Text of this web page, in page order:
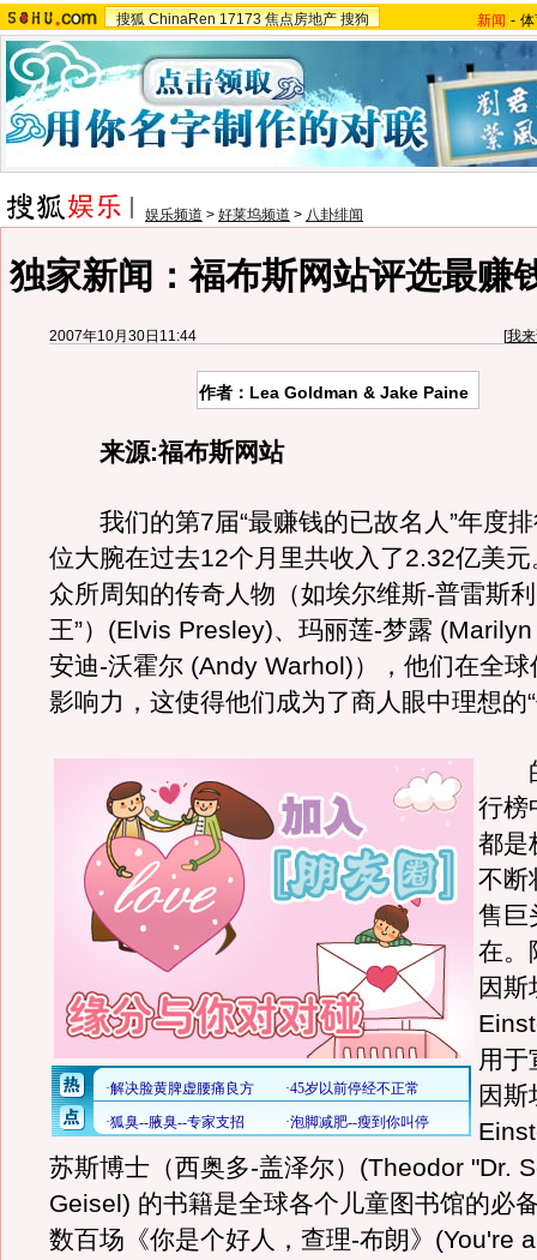
搜狐 ChinaRen 17173 焦点房地产 搜狗 新闻 -
娱乐频道 > 好莱坞频道 > 八卦绯闻
独家新闻：福布斯网站评选最赚
2007年10月30日11:44 [我
作者：Lea Goldman & Jake Paine
来源:福布斯网站
我们的第7届“最赚钱的已故名人”年度排
位大腕在过去12个月里共收入了2.32亿美
众所周知的传奇人物（如埃尔维斯-普雷斯
王”）(Elvis Presley)、玛丽莲-梦露
安迪-沃霍尔 (Andy Warhol)），他们在全
影响力，这使得他们成为了商人眼中理想的
的
行榜
都是
不断
售巨
在。
因
用于
因
苏斯博士（西奥多-盖泽尔）(Theodor "Dr.
Geisel) 的书籍是全球各个儿童图书馆的必
数百场《你是个好人，查理-布朗》(You're